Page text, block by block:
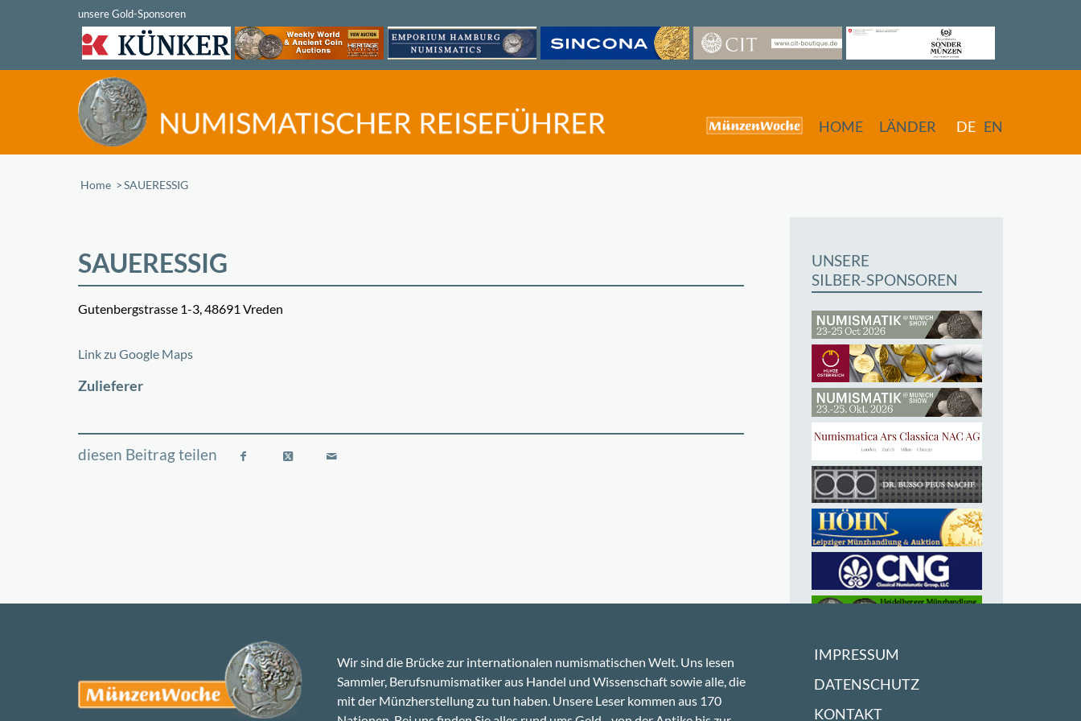
HOME LÄNDER DE EN
Home /SAUERESSIG
SAUERESSIG
Gutenbergstrasse 1-3, 48691 Vreden
+
Link zu Google Maps
Zulieferer
UNSERE
SILBER-SPONSOREN
Wir sind die Brücke zur internationalen numismatischen Welt. Uns lesen
Sammler, Berufsnumismatiker aus Handel und Wissenschaft sowie alle, die
mit der Münzherstellung zu tun haben. Unsere Leser kommen aus 170
IMPRESSUM
DATENSCHUTZ
KONTAKT